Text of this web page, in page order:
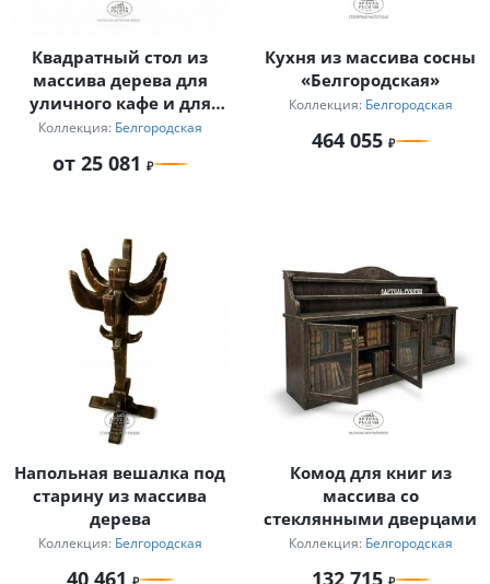
Квадратный стол из
массива дерева для
уличного кафе и для
бани «Белгородский» на
Коллекция: Белгородская
от 25 081
Кухня из массива сосны
«Белгородская»
Коллекция: Белгородская
464 055
Напольная вешалка под
старину из массива
дерева
Коллекция: Белгородская
40 461
Комод для книг из
массива со
стеклянными дверцами
Коллекция: Белгородская
132 715